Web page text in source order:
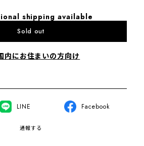
shipping available
Sold out
内にお住まいの方向け
LINE Facebook
通報する